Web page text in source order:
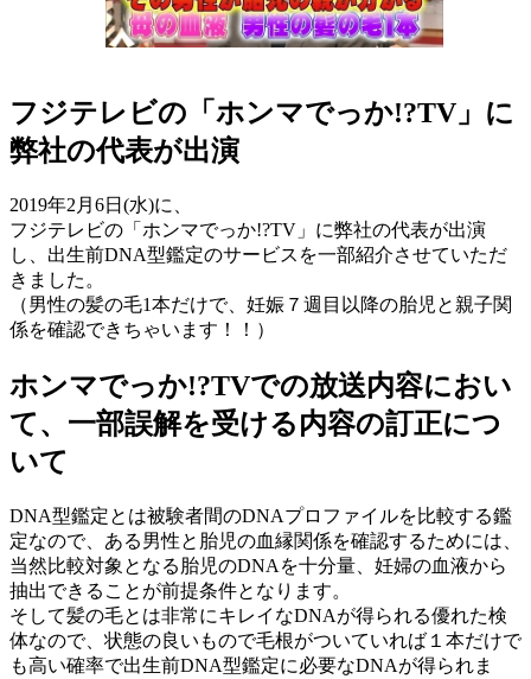
フジテレビの「ホンマでっか!?TV」に
弊社の代表が出演
2019年2月6日(水)に、
フジテレビの「ホンマでっか!?TV」に弊社の代表が出演
し、出生前DNA型鑑定のサービスを一部紹介させていただ
きました。
（男性の髪の毛1本だけで、妊娠７週目以降の胎児と親子関
係を確認できちゃいます！！）
ホンマでっか!?TVでの放送内容におい
て、一部誤解を受ける内容の訂正につ
いて
DNA型鑑定とは被験者間のDNAプロファイルを比較する鑑
定なので、ある男性と胎児の血縁関係を確認するためには、
当然比較対象となる胎児のDNAを十分量、妊婦の血液から
抽出できることが前提条件となります。
そして髪の毛とは非常にキレイなDNAが得られる優れた検
体なので、状態の良いもので毛根がついていれば１本だけで
も高い確率で出生前DNA型鑑定に必要なDNAが得られま